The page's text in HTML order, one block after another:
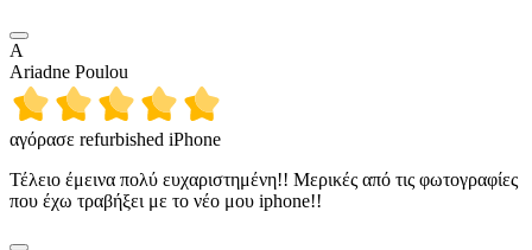
A
Ariadne Poulou
αγόρασε refurbished iPhone
Τέλειο έμεινα πολύ ευχαριστημένη!! Μερικές από τις φωτογραφίες
που έχω τραβήξει με το νέο μου iphone!!